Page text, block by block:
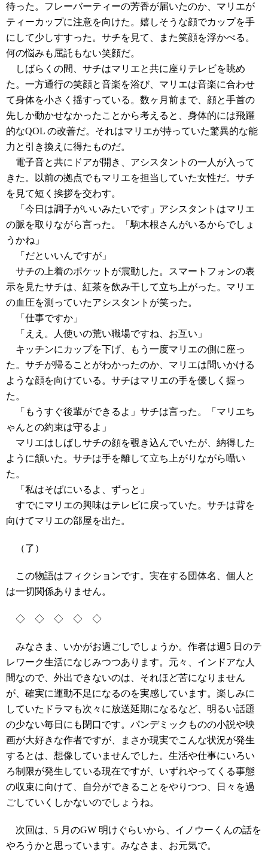
待った。フレーバーティーの芳香が届いたのか、マリエが
ティーカップに注意を向けた。嬉しそうな顔でカップを手
にして少しすすった。サチを見て、また笑顔を浮かべる。
何の悩みも屈託もない笑顔だ。
しばらくの間、サチはマリエと共に座りテレビを眺め
た。一方通行の笑顔と音楽を浴び、マリエは音楽に合わせ
て身体を小さく揺すっている。数ヶ月前まで、顔と手首の
先しか動かせなかったことから考えると、身体的には飛躍
的なQOL の改善だ。それはマリエが持っていた驚異的な能
力と引き換えに得たものだ。
電子音と共にドアが開き、アシスタントの一人が入って
きた。以前の拠点でもマリエを担当していた女性だ。サチ
を見て短く挨拶を交わす。
「今日は調子がいいみたいです」アシスタントはマリエ
の脈を取りながら言った。「駒木根さんがいるからでしょ
うかね」
「だといいんですが」
サチの上着のポケットが震動した。スマートフォンの表
示を見たサチは、紅茶を飲み干して立ち上がった。マリエ
の血圧を測っていたアシスタントが笑った。
「仕事ですか」
「ええ。人使いの荒い職場ですね、お互い」
キッチンにカップを下げ、もう一度マリエの側に座っ
た。サチが帰ることがわかったのか、マリエは問いかける
ような顔を向けている。サチはマリエの手を優しく握っ
た。
「もうすぐ後輩ができるよ」サチは言った。「マリエち
ゃんとの約束は守るよ」
マリエはしばしサチの顔を覗き込んでいたが、納得した
ように頷いた。サチは手を離して立ち上がりながら囁い
た。
「私はそばにいるよ、ずっと」
すでにマリエの興味はテレビに戻っていた。サチは背を
向けてマリエの部屋を出た。
（了）
この物語はフィクションです。実在する団体名、個人と
は一切関係ありません。
◇ ◇ ◇ ◇ ◇
みなさま、いかがお過ごしでしょうか。作者は週5 日のテ
レワーク生活になじみつつあります。元々、インドアな人
間なので、外出できないのは、それほど苦になりません
が、確実に運動不足になるのを実感しています。楽しみに
していたドラマも次々に放送延期になるなど、明るい話題
の少ない毎日にも閉口です。パンデミックものの小説や映
画が大好きな作者ですが、まさか現実でこんな状況が発生
するとは、想像していませんでした。生活や仕事にいろい
ろ制限が発生している現在ですが、いずれやってくる事態
の収束に向けて、自分ができることをやりつつ、日々を過
ごしていくしかないのでしょうね。
次回は、5 月のGW 明けぐらいから、イノウーくんの話を
やろうかと思っています。みなさま、お元気で。